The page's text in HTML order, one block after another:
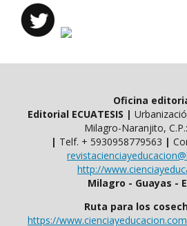
Oficina
Editorial ECUATESIS |
Milagro-Naranjito,
| Telf. ​​+ 5930958779563 |
http://
Milagro - Guayas -
Ruta para los
https://